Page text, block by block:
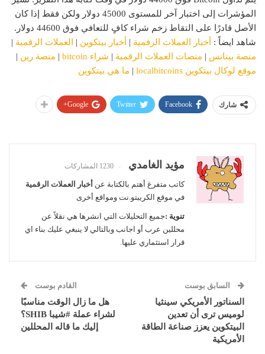
المؤشرات إلى اختبار آخر للمستوى 45000 دولار ولكن فقط إذا كان
الأصل قادرًا على التقاط زخم شراء كافٍ للتعافي فوق 44600 دولار.
شاهد ايضاً : أخبار العملات الرقمية | أخبار بيتكوين | العملات الرقمية |
منصة بينانس | منصات العملات الرقمية | شراء bitcoin | منصة رين |
موقع لوكال بيتكوين localbitcoins
| ما هي بيتكوين
شارك Facebook
Twitter
Google+
مؤيد الغامدي 1230 المشاركات
كاتب متفرغ أهتم بالكتابة عن أخبار العملات الرقمية
في موقع الكريبتو.نت ومواقع أخرى
تنوية :جميع التحليلات التي انشرها هي نقلاً عن
محللين عرب أو اجانب وبالتالي لا ينبغي عليك بناء اي
قرار استثماري عليها.
السابق بوست
السناتور الأمريكي سينثيا
لوميس ترى أن تعدين
البيتكوين يعزز صناعة الطاقة
الأمريكية
القادم بوست
هل ما زال الوقت مناسبًا
لشراء عملة #شيبا SHIB؟
إليك ما قاله المحللين